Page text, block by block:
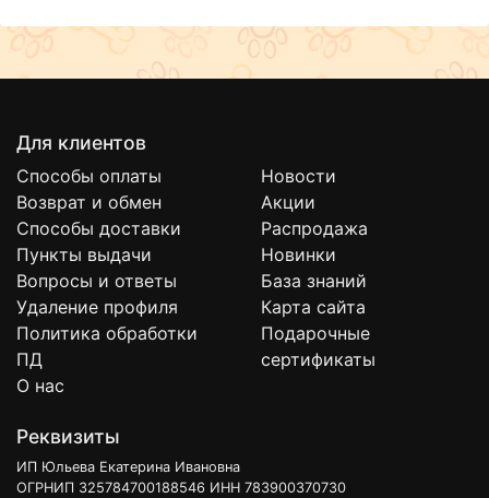
Для клиентов
Способы оплаты
Возврат и обмен
Способы доставки
Пункты выдачи
Вопросы и ответы
Удаление профиля
Политика обработки
ПД
О нас
Новости
Акции
Распродажа
Новинки
База знаний
Карта сайта
Подарочные
сертификаты
Реквизиты
ИП Юльева Екатерина Ивановна
ОГРНИП 325784700188546 ИНН 783900370730